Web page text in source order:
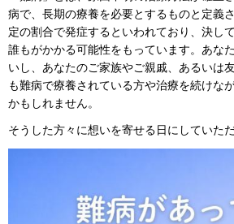
病で、長期の療養を必要とするものと定義
定の割合で発症するといわれており、決し
誰もがかかる可能性をもっています。あな
いし、あなたのご家族やご親戚、あるいは
も難病で療養されている方や治療を続けな
かもしれません。
そうした方々に想いを寄せる日にしていた